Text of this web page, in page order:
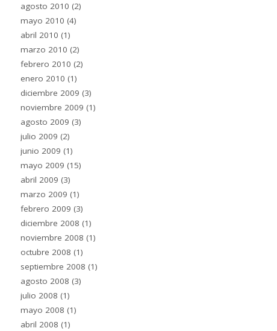
agosto 2010 (2)
mayo 2010 (4)
abril 2010 (1)
marzo 2010 (2)
febrero 2010 (2)
enero 2010 (1)
diciembre 2009 (3)
noviembre 2009 (1)
agosto 2009 (3)
julio 2009 (2)
junio 2009 (1)
mayo 2009 (15)
abril 2009 (3)
marzo 2009 (1)
febrero 2009 (3)
diciembre 2008 (1)
noviembre 2008 (1)
octubre 2008 (1)
septiembre 2008 (1)
agosto 2008 (3)
julio 2008 (1)
mayo 2008 (1)
abril 2008 (1)